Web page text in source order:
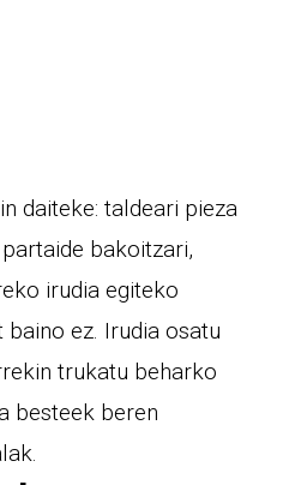
daiteke: taldeari pieza
bakoitzari,
irudia egiteko
ez. Irudia osatu
trukatu beharko
besteek beren